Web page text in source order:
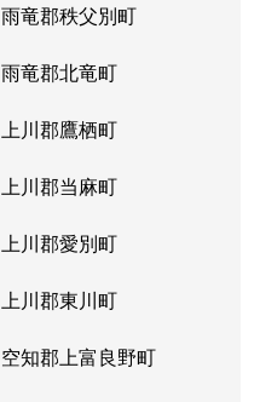
雨竜郡秩父別町
雨竜郡北竜町
上川郡鷹栖町
上川郡当麻町
上川郡愛別町
上川郡東川町
空知郡上富良野町